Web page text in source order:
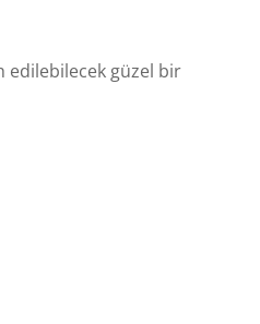
edilebilecek güzel bir